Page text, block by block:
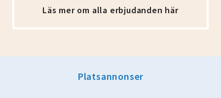
Läs mer om alla erbjudanden här
Platsannonser